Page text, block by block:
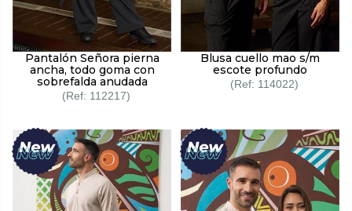
Pantalón Señora pierna
ancha, todo goma con
sobrefalda anudada
112217
Blusa cuello mao s/m
escote profundo
114022